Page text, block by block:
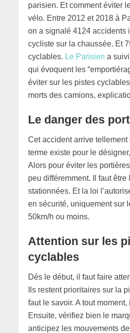
parisien. Et comment éviter
vélo. Entre 2012 et 2018 à
on a signalé 4124 accidents
cycliste sur la chaussée. Et
cyclables. Le Parisien a
qui évoquent les
éviter sur les pistes
morts des camions,
Le danger des
Cet accident arrive tellement
terme existe pour le
Alors pour éviter les
peu différemment. Il faut
stationnées. Et la loi
en sécurité, uniquement sur
50km/h ou moins.
Attention sur les
cyclables
Dés le début, il faut faire
Ils restent prioritaires sur la
faut le savoir. A tout
Ensuite, vérifiez bien le
anticipez les mouvements